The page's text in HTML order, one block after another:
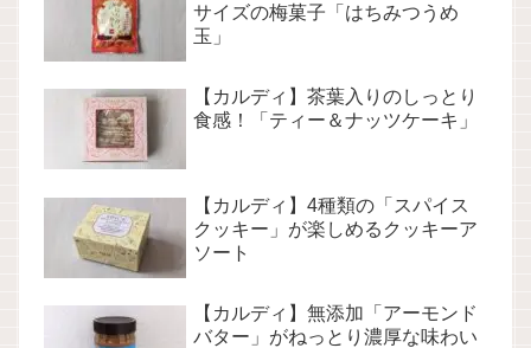
サイズの梅菓子「はちみつうめ
玉」
【カルディ】茶葉入りのしっとり
食感！「ティー＆ナッツケーキ」
【カルディ】4種類の「スパイス
クッキー」が楽しめるクッキーア
ソート
【カルディ】無添加「アーモンド
バター」がねっとり濃厚な味わい